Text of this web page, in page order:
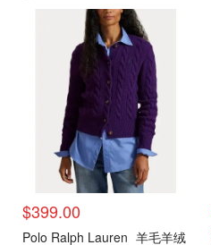
$399.00
Polo Ralph Lauren 羊毛羊绒